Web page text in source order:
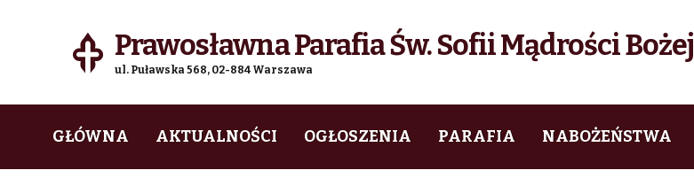
Prawosławna Parafia Św. Sofii Mądrości Bożej
ul. Puławska 568, 02-884 Warszawa
to
to
GŁÓWNA AKTUALNOŚCI OGŁOSZENIA PARAFIA NABOŻEŃSTWA